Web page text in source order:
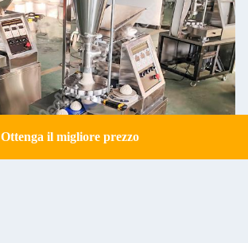
Ottenga il migliore prezzoGet a Quote